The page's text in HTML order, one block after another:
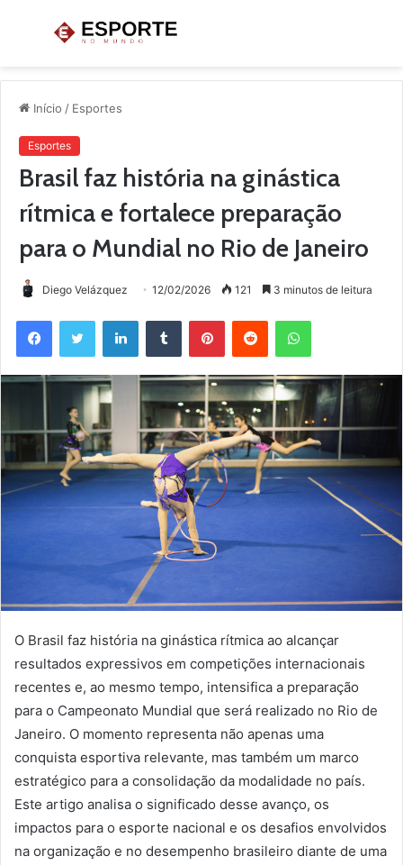
Menu
Início / Esportes
Esportes
Brasil faz história na ginástica
rítmica e fortalece preparação
para o Mundial no Rio de Janeiro
Diego Velázquez 12/02/2026 121 3 minutos de leitura
FacebookTwitter LinkedinTumblr PinterestReddit WhatsApp
O Brasil faz história na ginástica rítmica ao alcançar
resultados expressivos em competições internacionais
recentes e, ao mesmo tempo, intensifica a preparação
para o Campeonato Mundial que será realizado no Rio de
Janeiro. O momento representa não apenas uma
conquista esportiva relevante, mas também um marco
estratégico para a consolidação da modalidade no país.
Este artigo analisa o significado desse avanço, os
impactos para o esporte nacional e os desafios envolvidos
na organização e no desempenho brasileiro diante de uma